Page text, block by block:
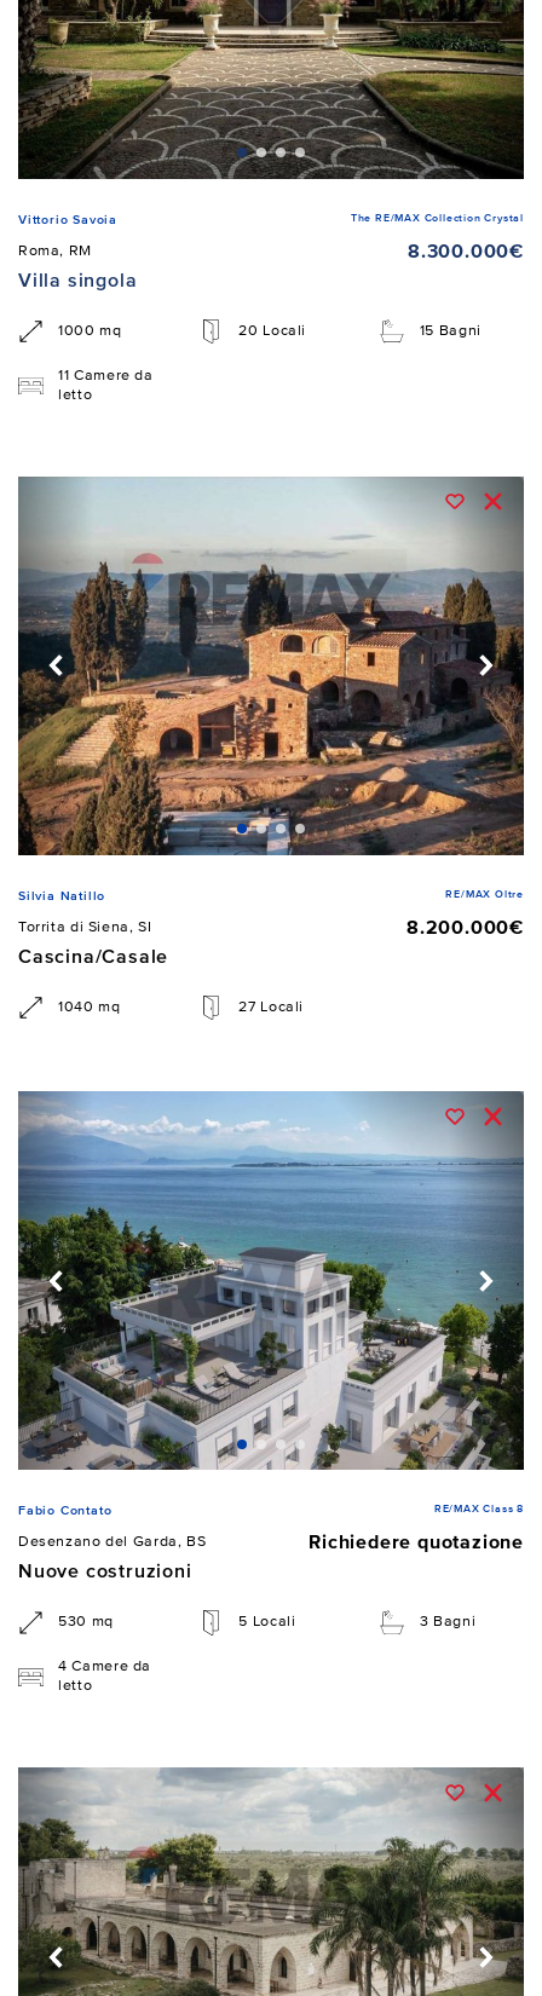
Vittorio Savoia The RE/MAX Collection Crystal
Roma, RM
8.300.000€
Villa singola
1000 mq 20 Locali 15 Bagni
11 Camere da
letto
Silvia Natillo RE/MAX Oltre
Torrita di Siena, SI
8.200.000€
Cascina/Casale
1040 mq 27 Locali
Fabio Contato RE/MAX Class 8
Desenzano del Garda, BS
Richiedere quotazione
Nuove costruzioni
530 mq 5 Locali 3 Bagni
4 Camere da
letto